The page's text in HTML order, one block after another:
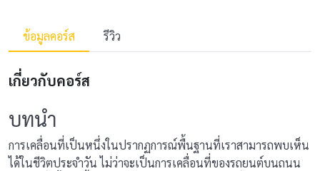
ข้อมูลคอร์ส รีวิว
เกี่ยวกับคอร์ส
บทนำ
การเคลื่อนที่เป็นหนึ่งในปรากฏการณ์พื้นฐานที่เราสามารถพบเห็น
ได้ในชีวิตประจำวัน ไม่ว่าจะเป็นการเคลื่อนที่ของรถยนต์บนถนน